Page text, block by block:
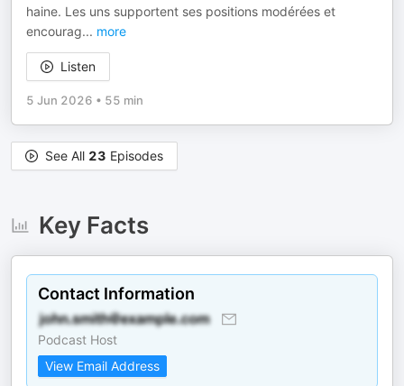
haine. Les uns supportent ses positions modérées et
encourag... more
Listen
5 Jun 2026 • 55 min
See All 23 Episodes
Key Facts
Contact Information
Podcast Host
View Email Address